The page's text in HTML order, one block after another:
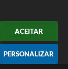
ACEITAR
PERSONALIZAR